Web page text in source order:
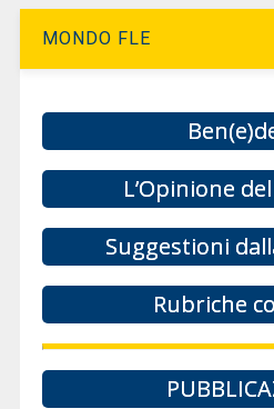
MONDO FLE
L’Opinione
Suggestioni
Rubriche